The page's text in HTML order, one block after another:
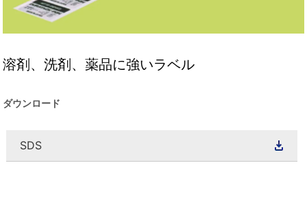
溶剤、洗剤、薬品に強いラベル
ダウンロード
SDS